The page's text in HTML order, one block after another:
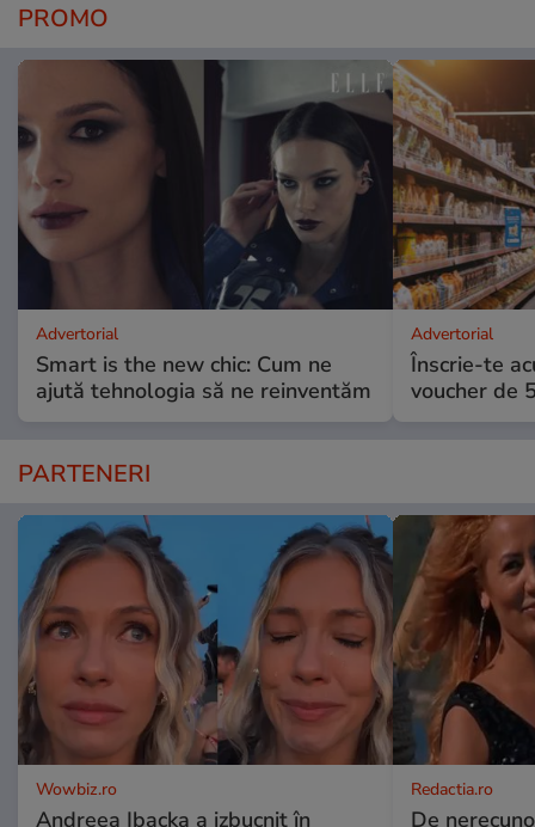
PROMO
Advertorial
Smart is the new chic: Cum ne
ajută tehnologia să ne reinventăm
Advertorial
Înscrie-te
voucher de
PARTENERI
Wowbiz.ro
Andreea Ibacka a izbucnit în
Redactia.ro
De